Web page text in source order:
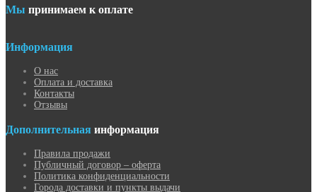
Мы принимаем к оплате
Информация
О нас
Оплата и доставка
Контакты
Отзывы
Дополнительная информация
Правила продажи
Публичный договор – оферта
Политика конфиденциальности
Города доставки и пункты выдачи